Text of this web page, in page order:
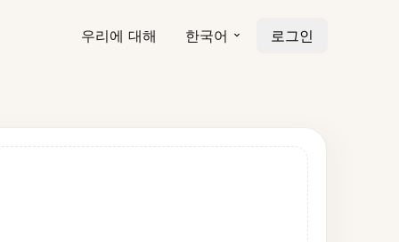
우리에 대해 한국어 로그인